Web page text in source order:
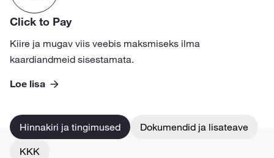
Click to Pay
Kiire ja mugav viis veebis maksmiseks ilma
kaardiandmeid sisestamata.
Loe lisa
Hinnakiri ja tingimused
Dokumendid ja lisateave
KKK